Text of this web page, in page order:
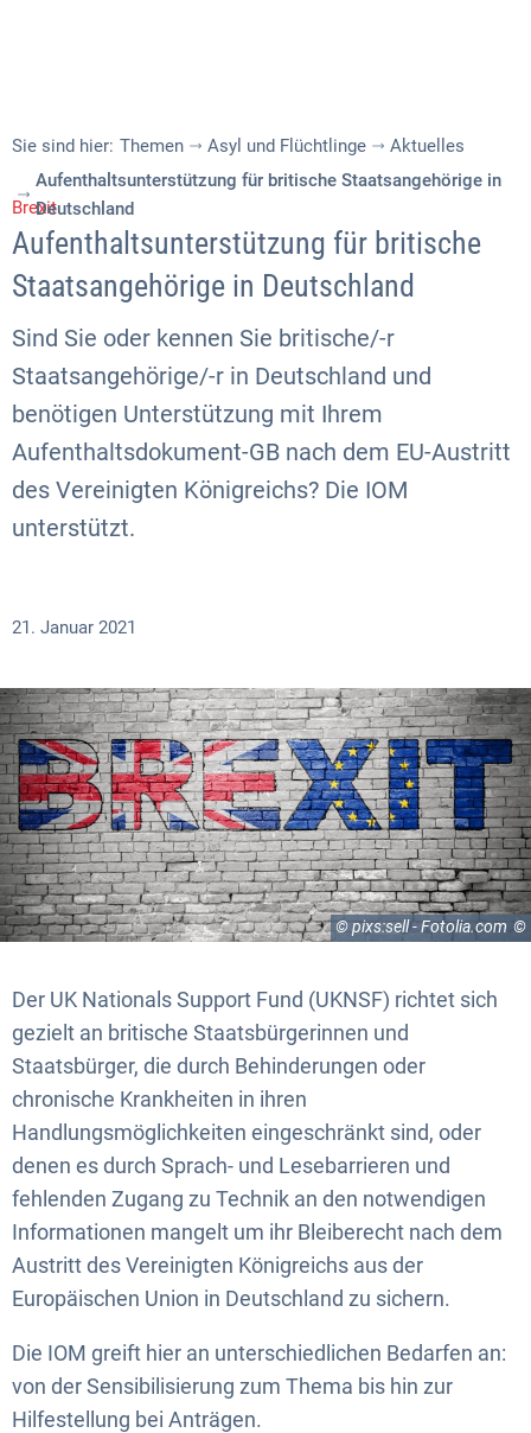
Sie sind hier: Themen Asyl und Flüchtlinge
Aktuelles
Aufenthaltsunterstützung für britische Staatsangehörige in
Deutschland
Brexit
Aufenthaltsunterstützung für britische
Staatsangehörige in Deutschland
Sind Sie oder kennen Sie britische/-r
Staatsangehörige/-r in Deutschland und
benötigen Unterstützung mit Ihrem
Aufenthaltsdokument-GB nach dem EU-Austritt
des Vereinigten Königreichs? Die IOM
unterstützt.
21. Januar 2021
© pixs:sell - Fotolia.com
Der UK Nationals Support Fund (UKNSF) richtet sich
gezielt an britische Staatsbürgerinnen und
Staatsbürger, die durch Behinderungen oder
chronische Krankheiten in ihren
Handlungsmöglichkeiten eingeschränkt sind, oder
denen es durch Sprach- und Lesebarrieren und
fehlenden Zugang zu Technik an den notwendigen
Informationen mangelt um ihr Bleiberecht nach dem
Austritt des Vereinigten Königreichs aus der
Europäischen Union in Deutschland zu sichern.
Die IOM greift hier an unterschiedlichen Bedarfen an:
von der Sensibilisierung zum Thema bis hin zur
Hilfestellung bei Anträgen.